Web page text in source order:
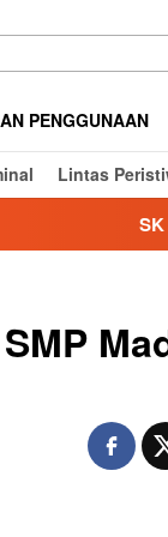
PENGGUNAAN
Lintas
SK Plt